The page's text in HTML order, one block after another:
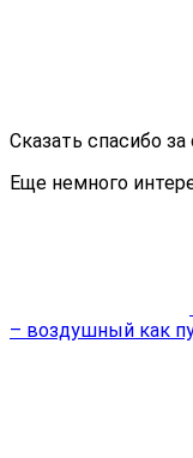
Сказать спасибо
Еще немного
– воздушный как